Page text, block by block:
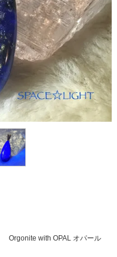
Orgonite with OPAL オパール